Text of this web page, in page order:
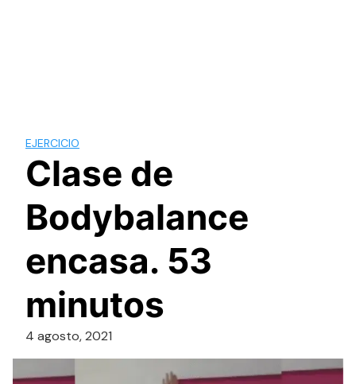
EJERCICIO
Clase de
Bodybalance
encasa. 53
minutos
4 agosto, 2021